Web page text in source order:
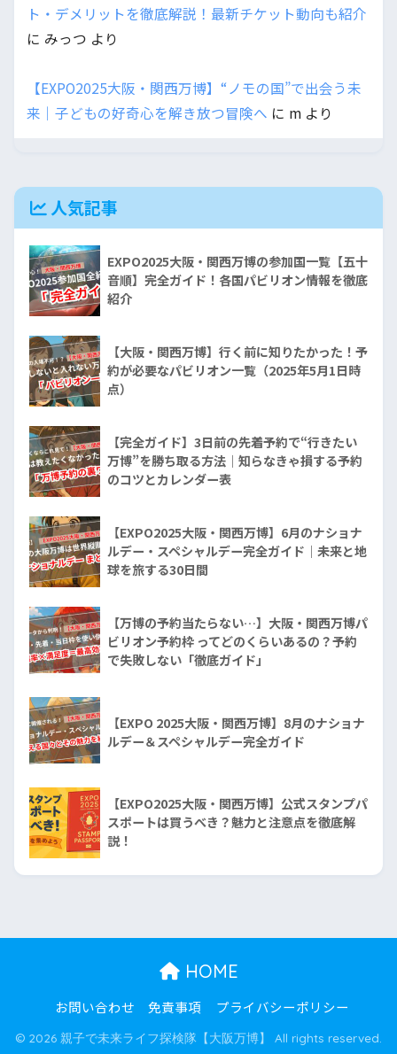
ト・デメリットを徹底解説！最新チケット動向も紹介
に みっつ より
【EXPO2025大阪・関西万博】“ノモの国”で出会う未
来｜子どもの好奇心を解き放つ冒険へ に m より
人気記事
EXPO2025大阪・関西万博の参加国一覧【五十
音順】完全ガイド！各国パビリオン情報を徹底
紹介
【大阪・関西万博】行く前に知りたかった！予
約が必要なパビリオン一覧（2025年5月1日時
点）
【完全ガイド】3日前の先着予約で“行きたい
万博”を勝ち取る方法｜知らなきゃ損する予約
のコツとカレンダー表
【EXPO2025大阪・関西万博】6月のナショナ
ルデー・スペシャルデー完全ガイド｜未来と地
球を旅する30日間
【万博の予約当たらない…】大阪・関西万博パ
ビリオン予約枠 ってどのくらいあるの？予約
で失敗しない「徹底ガイド」
【EXPO 2025大阪・関西万博】8月のナショナ
ルデー＆スペシャルデー完全ガイド
【EXPO2025大阪・関西万博】公式スタンプパ
スポートは買うべき？魅力と注意点を徹底解
説！
HOME
お問い合わせ 免責事項 プライバシーポリシー
© 2026 親子で未来ライフ探検隊【大阪万博】 All rights reserved.